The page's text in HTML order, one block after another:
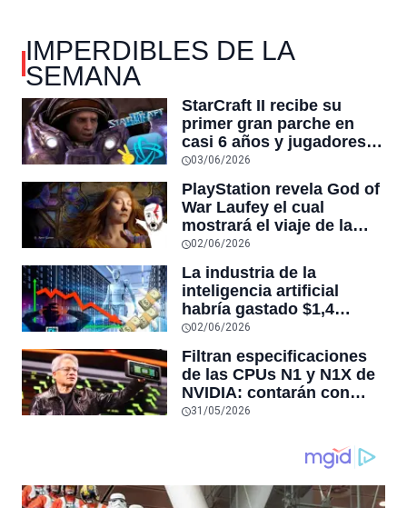
IMPERDIBLES DE LA
SEMANA
StarCraft II recibe su
primer gran parche en
casi 6 años y jugadores
dicen que es
“esencialmente un juego
nuevo”
03/06/2026
PlayStation revela God of
War Laufey el cual
mostrará el viaje de la
esposa de Kratos tras su
muerte
02/06/2026
La industria de la
inteligencia artificial
habría gastado $1,4
billones de dólares y aún
no sería rentable, según
sitio que rastrea la
economía de este auge
02/06/2026
Filtran especificaciones
de las CPUs N1 y N1X de
NVIDIA: contarán con
hasta 20 núcleos Arm y el
en configuraciones de 12
31/05/2026